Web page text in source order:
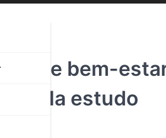
e bem-
revela estudo